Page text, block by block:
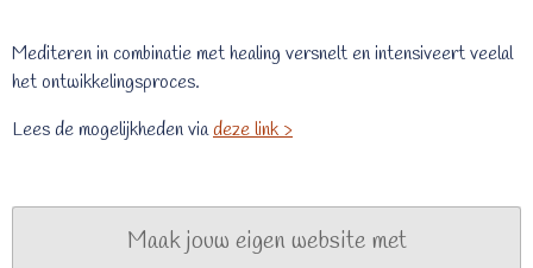
Mediteren in combinatie met healing versnelt en intensiveert veelal
het ontwikkelingsproces.
Lees de mogelijkheden viadeze link >
Maak jouw eigen website met